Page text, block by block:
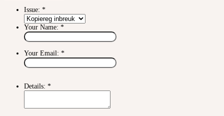
Issue: *
Your Name: *
Your Email: *
Details: *